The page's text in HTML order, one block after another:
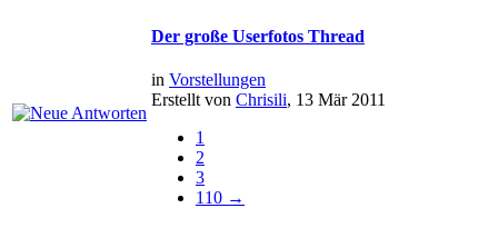
Der große Userfotos Thread
in Vorstellungen
Erstellt von Chrisili, 13 Mär 2011
1
2
3
110 →